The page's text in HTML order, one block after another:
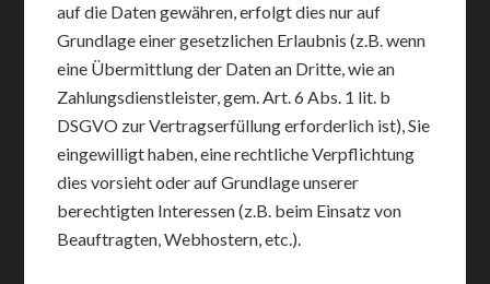
auf die Daten gewähren, erfolgt dies nur auf
Grundlage einer gesetzlichen Erlaubnis (z.B. wenn
eine Übermittlung der Daten an Dritte, wie an
Zahlungsdienstleister, gem. Art. 6 Abs. 1 lit. b
DSGVO zur Vertragserfüllung erforderlich ist), Sie
eingewilligt haben, eine rechtliche Verpflichtung
dies vorsieht oder auf Grundlage unserer
berechtigten Interessen (z.B. beim Einsatz von
Beauftragten, Webhostern, etc.).